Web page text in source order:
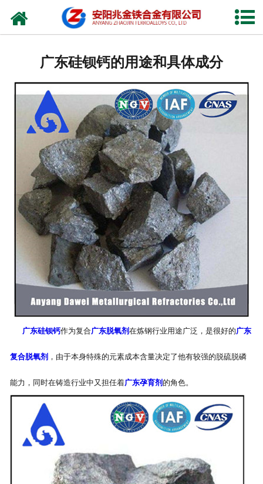
网站首页
产品中心
厂容厂貌
视频中心
联系我们
广东硅钡钙的用途和具体成分
广东硅钡钙作为复合广东脱氧剂在炼钢行业用途广泛，是很好的广东
复合脱氧剂 ，由于本身特殊的元素成本含量决定了他有较强的脱硫脱磷
能力，同时在铸造行业中又担任着广东孕育剂 的角色。